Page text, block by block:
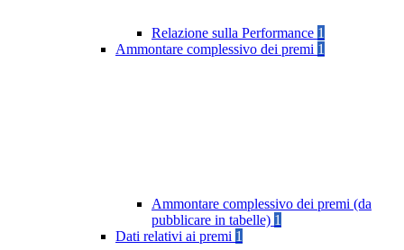
Relazione sulla Performance 1
Ammontare complessivo dei premi 1
Ammontare complessivo dei premi (da
pubblicare in tabelle) 1
Dati relativi ai premi 1